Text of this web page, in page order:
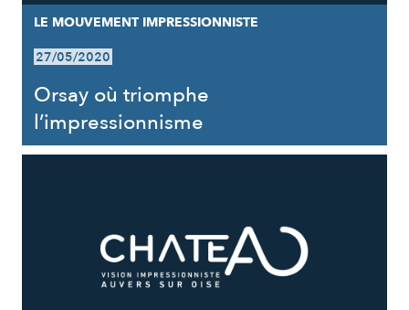
LE MOUVEMENT IMPRESSIONNISTE
27/05/2020
Orsay où triomphe
l’impressionnisme